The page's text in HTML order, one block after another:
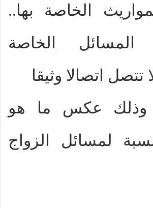
الخاصة بها..
الخاصة
تتصل اتصالا وثيقا
وذلك عكس ما هو
لمسائل الزواج